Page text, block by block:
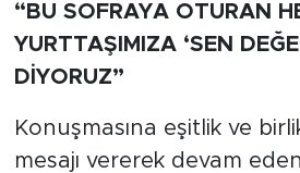
“BU SOFRAYA OTURAN
YURTTAŞIMIZA ‘SEN
DİYORUZ”
Konuşmasına eşitlik ve
mesajı vererek devam